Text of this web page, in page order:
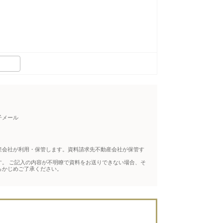
メール
社が利用・保管します。資料請求先不動産会社が保管す
ご記入の内容が不明瞭で資料をお送りできない場合、そ
じめご了承ください。